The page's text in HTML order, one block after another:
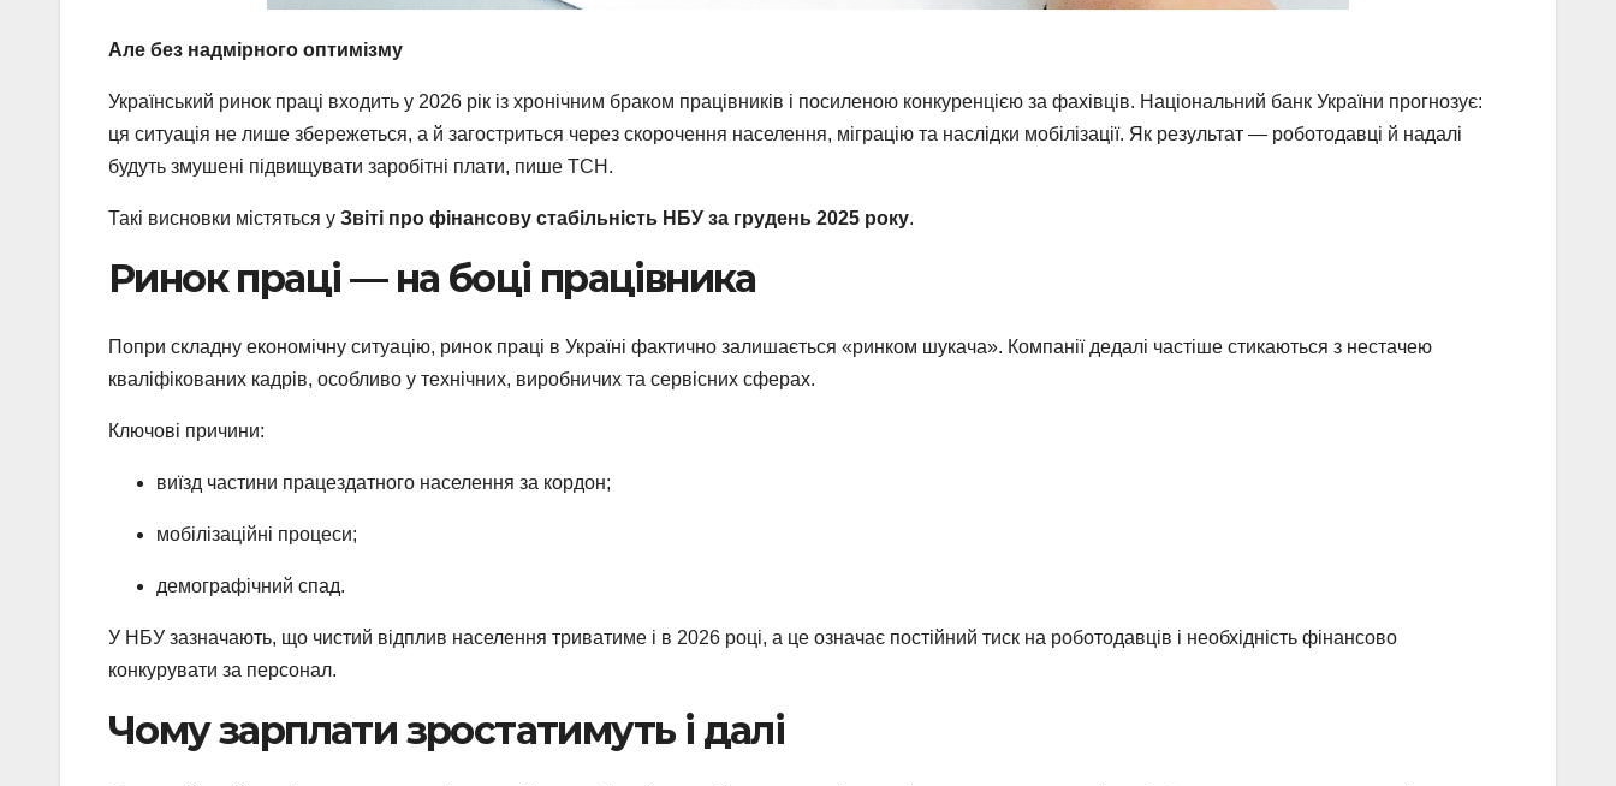
Але без надмірного оптимізму
Український ринок праці входить у 2026 рік із хронічним браком працівників і посиленою конкуренцією за фахівців. Національний банк України прогнозує:
ця ситуація не лише збережеться, а й загостриться через скорочення населення, міграцію та наслідки мобілізації. Як результат — роботодавці й надалі
будуть змушені підвищувати заробітні плати, пише ТСН.
Такі висновки містяться у Звіті про фінансову стабільність НБУ за грудень 2025 року.
Ринок праці — на боці працівника
Попри складну економічну ситуацію, ринок праці в Україні фактично залишається «ринком шукача». Компанії дедалі частіше стикаються з нестачею
кваліфікованих кадрів, особливо у технічних, виробничих та сервісних сферах.
Ключові причини:
виїзд частини працездатного населення за кордон;
мобілізаційні процеси;
демографічний спад.
У НБУ зазначають, що чистий відплив населення триватиме і в 2026 році, а це означає постійний тиск на роботодавців і необхідність фінансово
конкурувати за персонал.
Чому зарплати зростатимуть і далі